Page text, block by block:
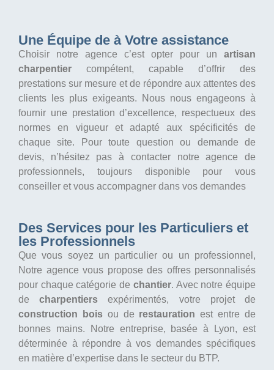
Une Équipe de à Votre assistance
Choisir notre agence c’est opter pour un artisan
charpentier compétent, capable d’offrir des
prestations sur mesure et de répondre aux attentes des
clients les plus exigeants. Nous nous engageons à
fournir une prestation d’excellence, respectueux des
normes en vigueur et adapté aux spécificités de
chaque site. Pour toute question ou demande de
devis, n’hésitez pas à contacter notre agence de
professionnels, toujours disponible pour vous
conseiller et vous accompagner dans vos demandes
Des Services pour les Particuliers et
les Professionnels
Que vous soyez un particulier ou un professionnel,
Notre agence vous propose des offres personnalisés
pour chaque catégorie de chantier. Avec notre équipe
decharpentiers expérimentés, votre projet de
construction boisou de restauration est entre de
bonnes mains. Notre entreprise, basée à Lyon, est
déterminée à répondre à vos demandes spécifiques
en matière d’expertise dans le secteur du BTP.